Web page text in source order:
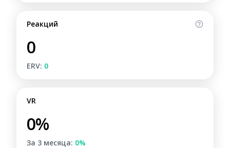
Реакций
0
ERV: 0
VR
0%
За 3 месяца: 0%